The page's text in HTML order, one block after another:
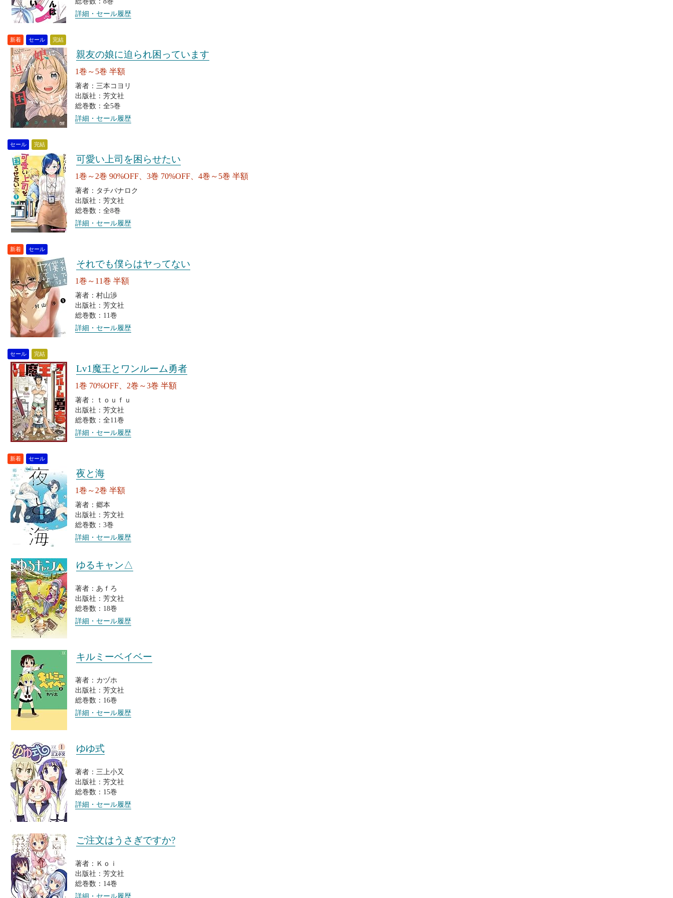
詳細・セール履歴
新着 セール 完結
親友の娘に迫られ困っています
1巻～5巻 半額
著者：三本コヨリ
出版社：芳文社
総巻数：全5巻
詳細・セール履歴
セール 完結
可愛い上司を困らせたい
1巻～2巻 90%OFF、3巻 70%OFF、4巻～5巻 半額
著者：タチバナロク
出版社：芳文社
総巻数：全8巻
詳細・セール履歴
新着 セール
それでも僕らはヤってない
1巻～11巻 半額
著者：村山渉
出版社：芳文社
総巻数：11巻
詳細・セール履歴
セール 完結
Lv1魔王とワンルーム勇者
1巻 70%OFF、2巻～3巻 半額
著者：ｔｏｕｆｕ
出版社：芳文社
総巻数：全11巻
詳細・セール履歴
新着 セール
夜と海
1巻～2巻 半額
著者：郷本
出版社：芳文社
総巻数：3巻
詳細・セール履歴
ゆるキャン△
著者：あｆろ
出版社：芳文社
総巻数：18巻
詳細・セール履歴
キルミーベイベー
著者：カヅホ
出版社：芳文社
総巻数：16巻
詳細・セール履歴
ゆゆ式
著者：三上小又
出版社：芳文社
総巻数：15巻
詳細・セール履歴
ご注文はうさぎですか?
著者：Ｋｏｉ
出版社：芳文社
総巻数：14巻
詳細・セール履歴